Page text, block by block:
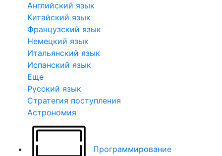
Английский язык
Китайский язык
Французский язык
Немецкий язык
Итальянский язык
Испанский язык
Еще
Русский язык
Стратегия поступления
Астрономия
Программирование